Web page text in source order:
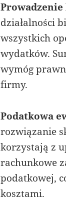
działalności
wszystkich
wydatków.
wymóg
firmy.
Podatkowa
rozwiązanie
korzystają z
rachunkowe
podatkowej,
kosztami.